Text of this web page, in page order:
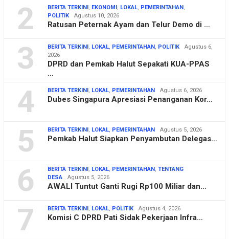
2 BERITA TERKINI , EKONOMI , LOKAL, PEMERINTAHAN ,
POLITIK
Agustus 10, 2026
Ratusan Peternak Ayam dan Telur Demo di …
3 BERITA TERKINI , LOKAL, PEMERINTAHAN , POLITIK
Agustus 6,
2026
DPRD dan Pemkab Halut Sepakati KUA-PPAS
…
4 BERITA TERKINI , LOKAL, PEMERINTAHAN Agustus 6, 2026
Dubes Singapura Apresiasi Penanganan Kor…
5 BERITA TERKINI , LOKAL, PEMERINTAHAN Agustus 5, 2026
Pemkab Halut Siapkan Penyambutan Delegas…
6 BERITA TERKINI , LOKAL, PEMERINTAHAN , TENTANG
DESA
Agustus 5, 2026
AWALI Tuntut Ganti Rugi Rp100 Miliar dan…
7 BERITA TERKINI , LOKAL, POLITIK Agustus 4, 2026
Komisi C DPRD Pati Sidak Pekerjaan Infra…